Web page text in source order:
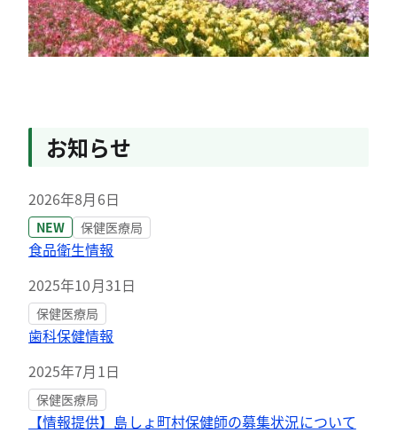
お知らせ
2026年8月6日
NEW 保健医療局
食品衛生情報
2025年10月31日
保健医療局
歯科保健情報
2025年7月1日
保健医療局
【情報提供】島しょ町村保健師の募集状況について